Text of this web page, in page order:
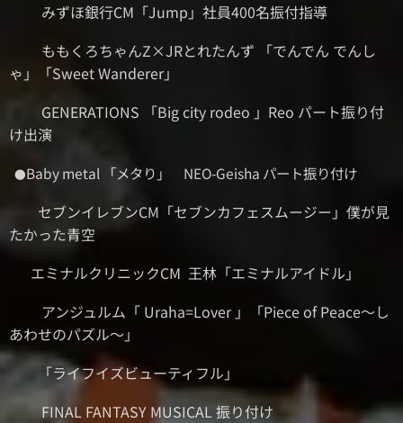
⚫︎みずほ銀行CM「Jump」社員400名振付指導
⚫︎ももくろちゃんZ×JRとれたんず 「でんでん でんし
ゃ」「Sweet Wanderer」
⚫︎GENERATIONS 「Big city rodeo 」Reo パート振り付
け出演
●Baby metal 「メタり」 NEO-Geisha パート振り付け
セブンイレブンCM「セブンカフェスムージー」僕が見
たかった青空
⚫エミナルクリニックCM 王林「エミナルアイドル」
⚫︎アンジュルム「 Uraha=Lover 」「Piece of Peace〜し
あわせのパズル〜」
「ライフイズビューティフル」
⚫FINAL FANTASY MUSICAL 振り付け